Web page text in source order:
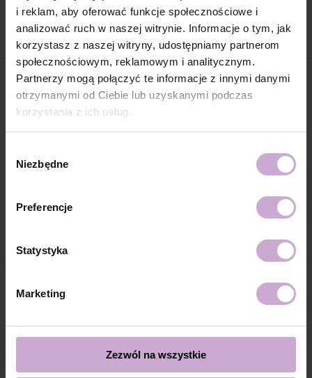
i reklam, aby oferować funkcje społecznościowe i
analizować ruch w naszej witrynie. Informacje o tym, jak
korzystasz z naszej witryny, udostępniamy partnerom
społecznościowym, reklamowym i analitycznym.
Partnerzy mogą połączyć te informacje z innymi danymi
otrzymanymi od Ciebie lub uzyskanymi podczas
korzystania z ich usług.
zgody
Niezbędne
Preferencje
Statystyka
Marketing
Zezwól na wszystkie
32.25 zł
32.25 zł
32.25 zł